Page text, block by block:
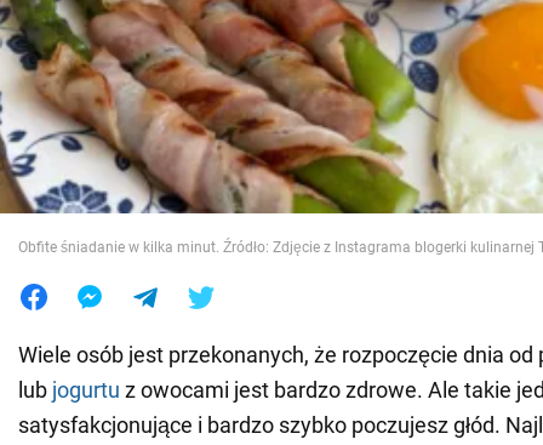
Społeczeństwo
Wojna na Ukrainie
Świat
Jedzenie
Obfite śniadanie w kilka minut. Źródło: Zdjęcie z Instagrama blogerki kulinarnej
Wiele osób jest przekonanych, że rozpoczęcie dnia od
lub jogurtu z owocami jest bardzo zdrowe. Ale takie
satysfakcjonujące i bardzo szybko poczujesz głód.